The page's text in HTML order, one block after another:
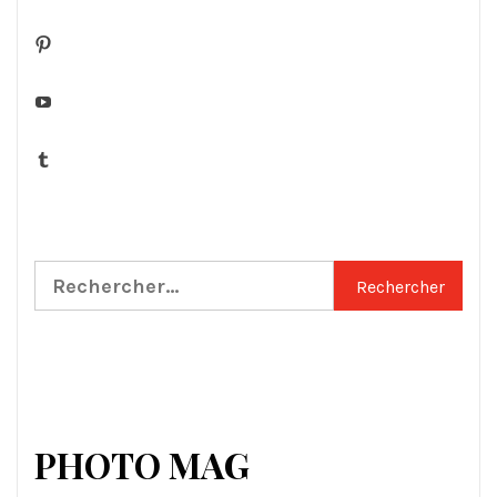
Pinterest
YouTube
Tumblr
Rechercher :
PHOTO MAG